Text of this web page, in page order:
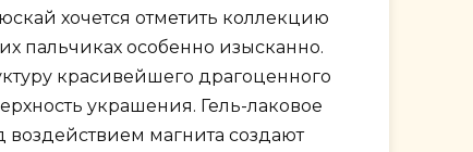
хочется отметить коллекцию
пальчиках особенно изысканно.
красивейшего драгоценного
украшения. Гель-лаковое
магнита создают